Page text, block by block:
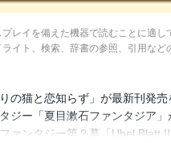
レイを備えた機器で読むことに適し
イト、検索、辞書の参照、引用など
の猫と恋知らず」が最新刊発
ジー「夏目漱石ファンタジア
ァンタジー第２幕「Ubel Blatt